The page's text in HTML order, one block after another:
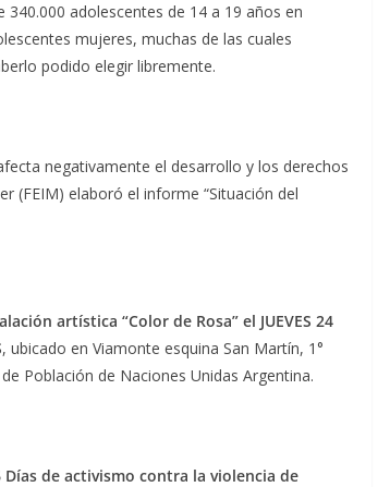
adolescentes de 14 a 19 años en
mujeres, muchas de las cuales
podido elegir libremente.
negativamente el desarrollo y los derechos
(FEIM) elaboró el informe “Situación del
artística “Color de Rosa” el JUEVES 24
, ubicado en Viamonte esquina San Martín, 1°
Población de Naciones Unidas Argentina.
Días de activismo contra la violencia de